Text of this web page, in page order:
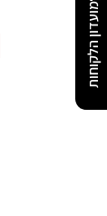
מועדון הלקוחות